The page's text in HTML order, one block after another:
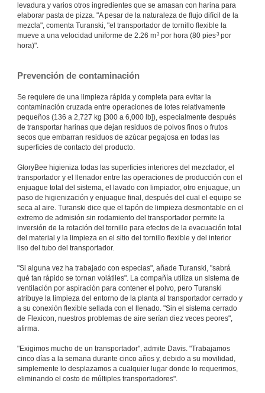
levadura y varios otros ingredientes que se amasan con harina para
elaborar pasta de pizza. "A pesar de la naturaleza de flujo difícil de la
mezcla", comenta Turanski, "el transportador de tornillo flexible la
mueve a una velocidad uniforme de 2.26 m3 por hora (80 pies3 por
hora)".
Prevención de contaminación
Se requiere de una limpieza rápida y completa para evitar la
contaminación cruzada entre operaciones de lotes relativamente
pequeños (136 a 2,727 kg [300 a 6,000 lb]), especialmente después
de transportar harinas que dejan residuos de polvos finos o frutos
secos que embarran residuos de azúcar pegajosa en todas las
superficies de contacto del producto.
GloryBee higieniza todas las superficies interiores del mezclador, el
transportador y el llenador entre las operaciones de producción con el
enjuague total del sistema, el lavado con limpiador, otro enjuague, un
paso de higienización y enjuague final, después del cual el equipo se
seca al aire. Turanski dice que el tapón de limpieza desmontable en el
extremo de admisión sin rodamiento del transportador permite la
inversión de la rotación del tornillo para efectos de la evacuación total
del material y la limpieza en el sitio del tornillo flexible y del interior
liso del tubo del transportador.
"Si alguna vez ha trabajado con especias", añade Turanski, "sabrá
qué tan rápido se tornan volátiles". La compañía utiliza un sistema de
ventilación por aspiración para contener el polvo, pero Turanski
atribuye la limpieza del entorno de la planta al transportador cerrado y
a su conexión flexible sellada con el llenado. "Sin el sistema cerrado
de Flexicon, nuestros problemas de aire serían diez veces peores",
afirma.
"Exigimos mucho de un transportador", admite Davis. "Trabajamos
cinco días a la semana durante cinco años y, debido a su movilidad,
simplemente lo desplazamos a cualquier lugar donde lo requerimos,
eliminando el costo de múltiples transportadores".